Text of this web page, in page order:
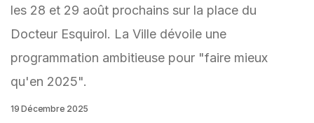
les 28 et 29 août prochains sur la place du
Docteur Esquirol. La Ville dévoile une
programmation ambitieuse pour "faire mieux
qu'en 2025".
19 Décembre 2025